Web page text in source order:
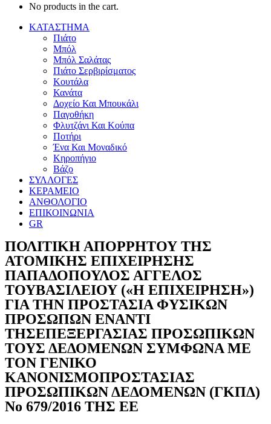
No products in the cart.
ΚΑΤΑΣΤΗΜΑ
Πιάτο
Μπόλ
Μπόλ Σαλάτας
Πιάτο Σερβιρίσματος
Κουτάλα
Κανάτα
Δοχείο Και Μπουκάλι
Παγοθήκη
Φλυτζάνι Και Κούπα
Ποτήρι
Ένα Και Μοναδικό
Κηροπήγιο
Βάζο
ΣΥΛΛΟΓΕΣ
ΚΕΡΑΜΕΙΟ
ΑΝΘΟΛΟΓΙΟ
ΕΠΙΚΟΙΝΩΝΙΑ
GR
ΠΟΛΙΤΙΚΗ ΑΠΟΡΡΗΤΟΥ ΤΗΣ
ΑΤΟΜΙΚΗΣ ΕΠΙΧΕΙΡΗΣΗΣ
ΠΑΠΑΔΟΠΟΥΛΟΣ ΑΓΓΕΛΟΣ
ΤΟΥΒΑΣΙΛΕΙΟΥ («Η ΕΠΙΧΕΙΡΗΣΗ»)
ΓΙΑ ΤΗΝ ΠΡΟΣΤΑΣΙΑ ΦΥΣΙΚΩΝ
ΠΡΟΣΩΠΩΝ ΕΝΑΝΤΙ
ΤΗΣΕΠΕΞΕΡΓΑΣΙΑΣ ΠΡΟΣΩΠΙΚΩΝ
ΤΟΥΣ ΔΕΔΟΜΕΝΩΝ ΣΥΜΦΩΝΑ ΜΕ
ΤΟΝ ΓΕΝΙΚΟ
ΚΑΝΟΝΙΣΜΟΠΡΟΣΤΑΣΙΑΣ
ΠΡΟΣΩΠΙΚΩΝ ΔΕΔΟΜΕΝΩΝ (ΓΚΠΔ)
Νο 679/2016 TΗΣ ΕΕ